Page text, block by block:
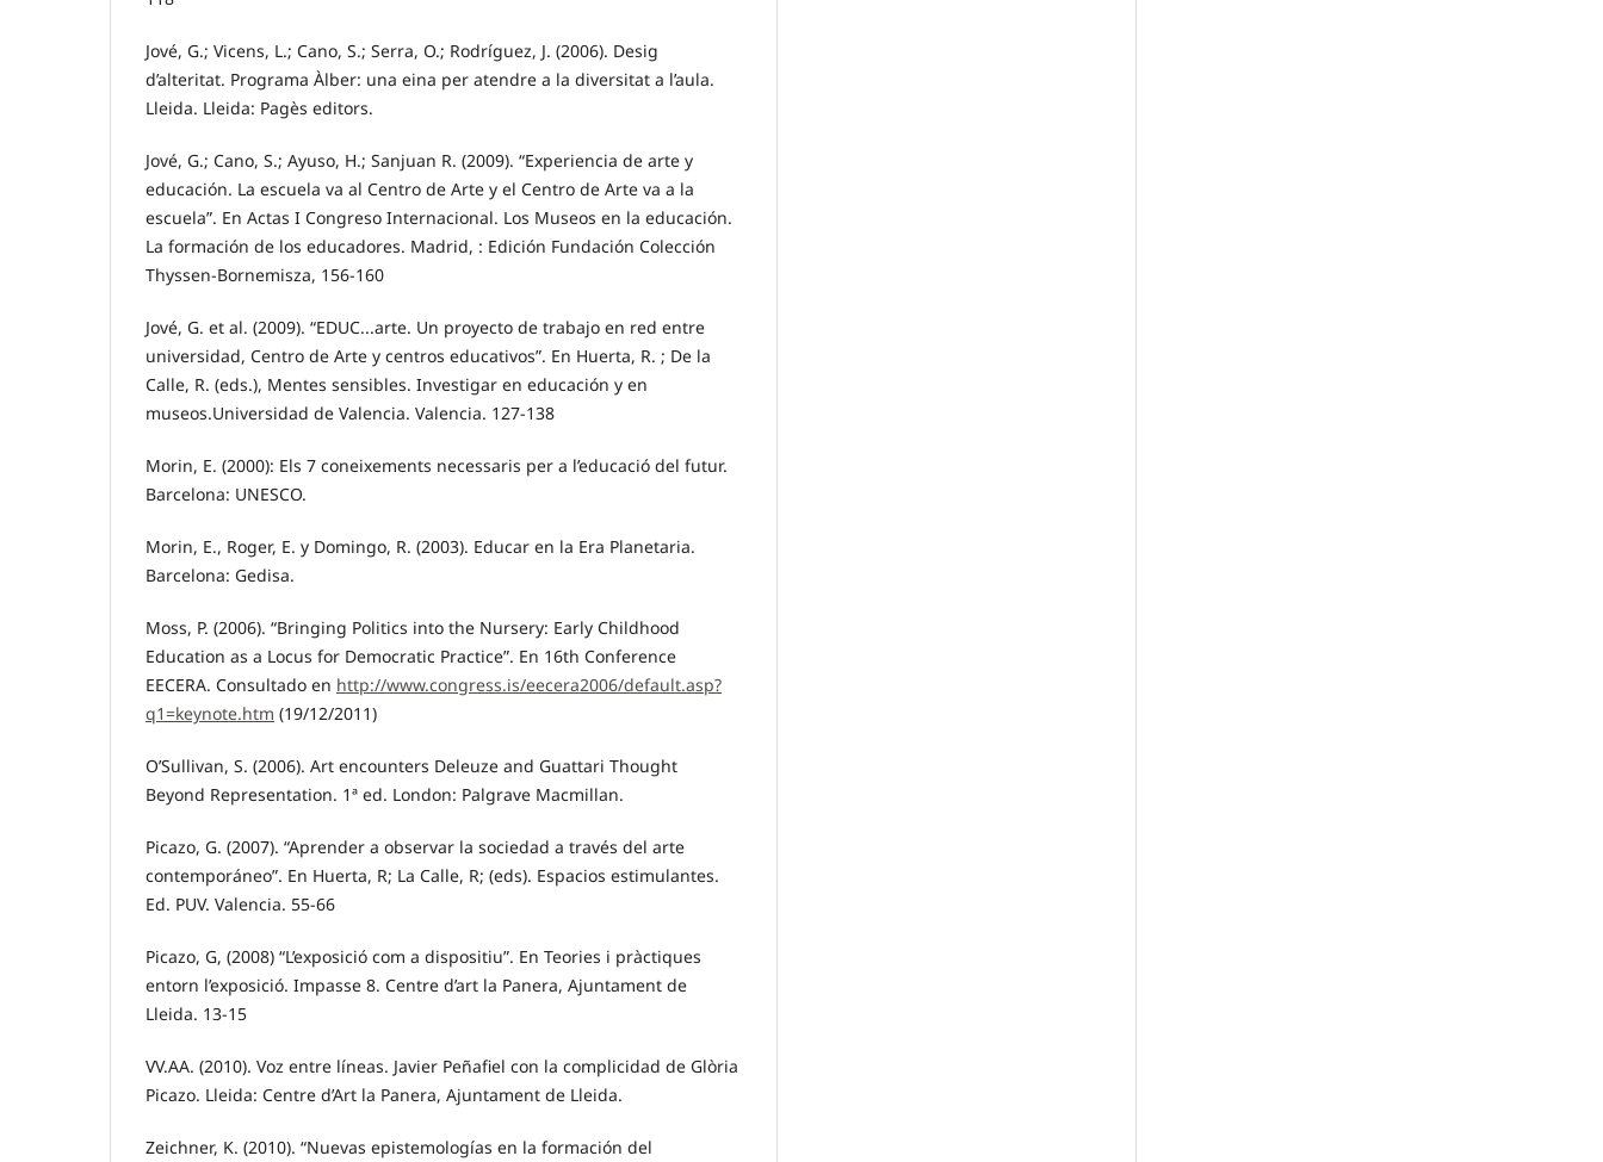
Jové, G.; Vicens, L.; Cano, S.; Serra, O.; Rodríguez, J. (2006). Desig
d’alteritat. Programa Àlber: una eina per atendre a la diversitat a l’aula.
Lleida. Lleida: Pagès editors.
Jové, G.; Cano, S.; Ayuso, H.; Sanjuan R. (2009). “Experiencia de arte y
educación. La escuela va al Centro de Arte y el Centro de Arte va a la
escuela”. En Actas I Congreso Internacional. Los Museos en la educación.
La formación de los educadores. Madrid, : Edición Fundación Colección
Thyssen-Bornemisza, 156-160
Jové, G. et al. (2009). “EDUC...arte. Un proyecto de trabajo en red entre
universidad, Centro de Arte y centros educativos”. En Huerta, R. ; De la
Calle, R. (eds.), Mentes sensibles. Investigar en educación y en
museos.Universidad de Valencia. Valencia. 127-138
Morin, E. (2000): Els 7 coneixements necessaris per a l’educació del futur.
Barcelona: UNESCO.
Morin, E., Roger, E. y Domingo, R. (2003). Educar en la Era Planetaria.
Barcelona: Gedisa.
Moss, P. (2006). “Bringing Politics into the Nursery: Early Childhood
Education as a Locus for Democratic Practice”. En 16th Conference
EECERA. Consultado en http://www.congress.is/eecera2006/default.asp?
q1=keynote.htm (19/12/2011)
O’Sullivan, S. (2006). Art encounters Deleuze and Guattari Thought
Beyond Representation. 1ª ed. London: Palgrave Macmillan.
Picazo, G. (2007). “Aprender a observar la sociedad a través del arte
contemporáneo”. En Huerta, R; La Calle, R; (eds). Espacios estimulantes.
Ed. PUV. Valencia. 55-66
Picazo, G, (2008) “L’exposició com a dispositiu”. En Teories i pràctiques
entorn l’exposició. Impasse 8. Centre d’art la Panera, Ajuntament de
Lleida. 13-15
VV.AA. (2010). Voz entre líneas. Javier Peñafiel con la complicidad de Glòria
Picazo. Lleida: Centre d’Art la Panera, Ajuntament de Lleida.
Zeichner, K. (2010). “Nuevas epistemologías en la formación del